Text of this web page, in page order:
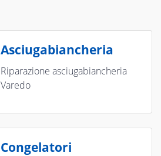
Asciugabiancheria
Riparazione asciugabiancheria
Varedo
Congelatori